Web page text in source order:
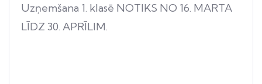
Uzņemšana 1. klasē NOTIKS NO 16. MARTA
LĪDZ 30. APRĪLIM.